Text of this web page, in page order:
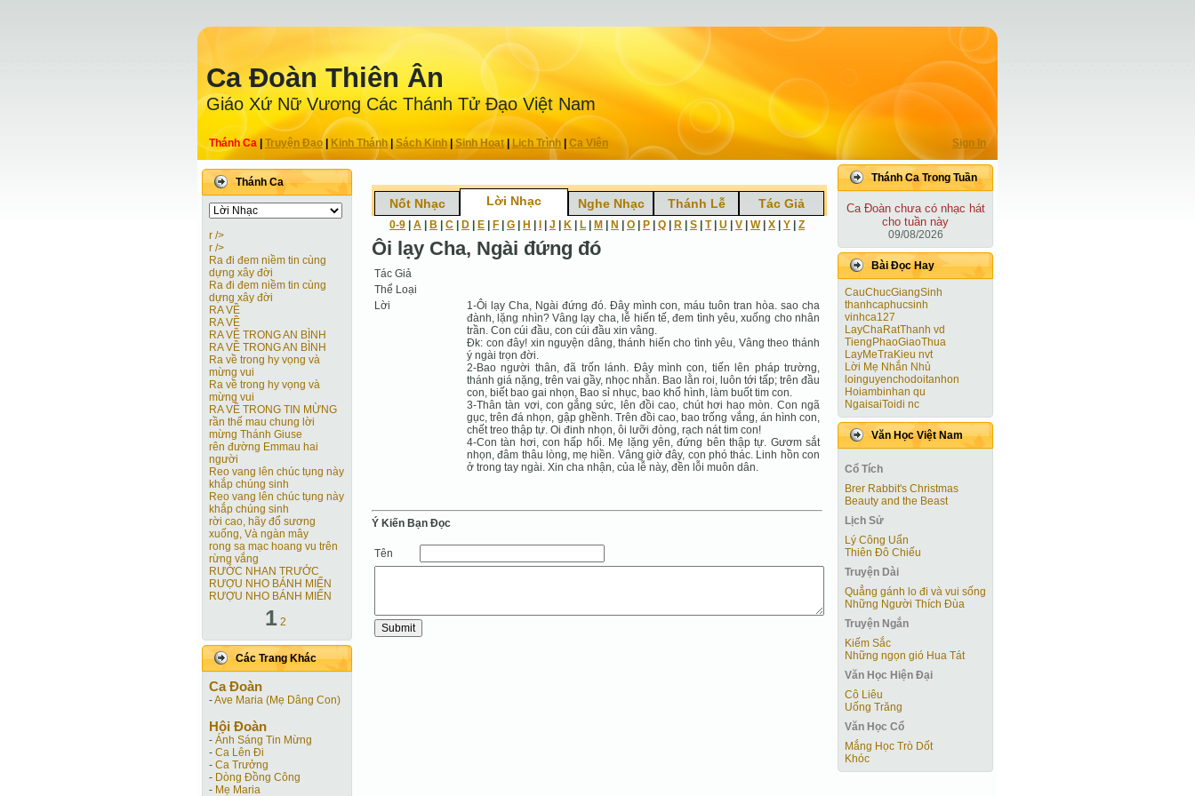
Ca Ðoàn Thiên Ân
Giáo Xứ Nữ Vương Các Thánh Tử Ðạo Việt Nam
Thánh Ca Truyện Ðạo| Kinh Thánh Sách Kinh|Sinh Hoạt| Lịch Trình Ca Viên Sign In
Thánh Ca
r />
r />
Ra đi đem niềm tin cùng
dựng xây đời
Ra đi đem niềm tin cùng
dựng xây đời
RA VỀ
RA VỀ
RA VỀ TRONG AN BÌNH
RA VỀ TRONG AN BÌNH
Ra về trong hy vọng và
mừng vui
Ra về trong hy vọng và
mừng vui
RA VỀ TRONG TIN MỪNG
rần thế mau chung lời
mừng Thánh Giuse
rên đường Emmau hai
người
Reo vang lên chúc tụng này
khắp chúng sinh
Reo vang lên chúc tụng này
khắp chúng sinh
rời cao, hãy đổ sương
xuống, Và ngàn mây
rong sa mạc hoang vu trên
rừng vắng
RƯỚC NHAN TRƯỚC
RƯỢU NHO BÁNH MIẾN
RƯỢU NHO BÁNH MIẾN
1 2
Các Trang Khác
Ca Ðoàn
-Ave Maria (Mẹ Dâng Con)
Hội Ðoàn
- Ánh Sáng Tin Mừng
- Ca Lên Đi
- Ca Trưởng
- Dòng Đồng Công
- Mẹ Maria
Nốt Nhạc Lời Nhạc Nghe Nhạc Thánh Lễ Tác Giả
0-9 A B C D E F G H J K L M N O P Q R S T| U V W| X Y Z
Ôi lạy Cha, Ngài đứng đó
Tác Giả
Thể Loại
Lời
1-Ôi lạy Cha, Ngài đứng đó. Đây mình con, máu tuôn tran hòa. sao cha
đành, lặng nhìn? Vâng lạy cha, lễ hiến tế, đem tình yêu, xuống cho nhân
trần. Con cúi đầu, con cúi đầu xin vâng.
Đk: con đây! xin nguyện dâng, thánh hiến cho tình yêu, Vâng theo thánh
ý ngài trọn đời.
2-Bao người thân, đã trốn lánh. Đây mình con, tiến lên pháp trường,
thánh giá nặng, trên vai gầy, nhọc nhằn. Bao lằn roi, luôn tới tấp; trên đầu
con, biết bao gai nhọn, Bao sỉ nhục, bao khổ hình, làm buốt tim con.
3-Thân tàn vơi, con gắng sức, lên đồi cao, chút hơi hao mòn. Con ngã
gục, trên đá nhọn, gập ghềnh. Trên đồi cao, bao trống vắng, án hình con,
chết treo thập tự. Oi đinh nhọn, ôi lưỡi đòng, rạch nát tim con!
4-Con tàn hơi, con hấp hối. Mẹ lặng yên, đứng bên thập tự. Gươm sắt
nhọn, đâm thâu lòng, mẹ hiền. Vâng giờ đây, con phó thác. Linh hồn con
ở trong tay ngài. Xin cha nhận, của lễ này, đền lỗi muôn dân.
Ý Kiến Bạn Ðọc
Tên
Thánh Ca Trong Tuần
Ca Ðoàn chưa có nhạc hát
cho tuần này
09/08/2026
Bài Ðọc Hay
CauChucGiangSinh
thanhcaphucsinh
vinhca127
LayChaRatThanh vd
TiengPhaoGiaoThua
LayMeTraKieu nvt
Lời Mẹ Nhắn Nhủ
loinguyenchodoitanhon
Hoiambinhan qu
NgaisaiToidi nc
Văn Học Việt Nam
Cổ Tích
Brer Rabbit's Christmas
Beauty and the Beast
Lịch Sử
Lý Công Uẩn
Thiên Đô Chiếu
Truyện Dài
Quẳng gánh lo đi và vui sống
Những Người Thích Đùa
Truyện Ngắn
Kiếm Sắc
Những ngọn gió Hua Tát
Văn Học Hiện Ðại
Cô Liêu
Uống Trăng
Văn Học Cổ
Mắng Học Trò Dốt
Khóc